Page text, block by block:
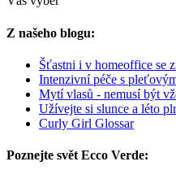
Z našeho blogu:
Šťastni i v homeoffice se
Intenzivní péče s
Mytí vlasů - nemusí být
Užívejte si slunce a léto
Curly Girl Glossar
Poznejte svět Ecco Verde: